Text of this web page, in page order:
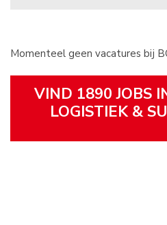
Momenteel geen vacatures bij
VIND 1890 JOBS
LOGISTIEK &